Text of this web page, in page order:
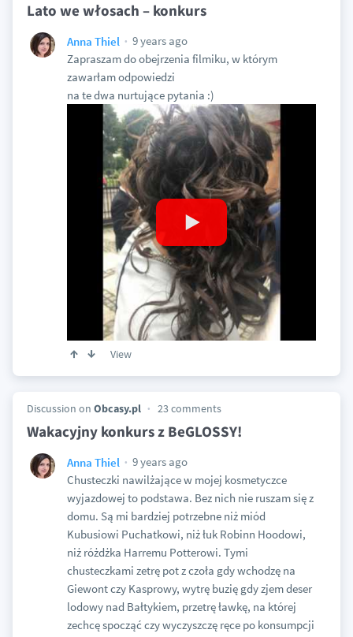
Lato we włosach – konkurs
Anna Thiel
9 years ago
Zapraszam do obejrzenia filmiku, w którym
zawarłam odpowiedzi
na te dwa nurtujące pytania :)
View
Discussion on Obcasy.pl 23 comments
Wakacyjny konkurs z BeGLOSSY!
Anna Thiel
9 years ago
Chusteczki nawilżające w mojej kosmetyczce
wyjazdowej to podstawa. Bez nich nie ruszam się z
domu. Są mi bardziej potrzebne niż miód
Kubusiowi Puchatkowi, niż łuk Robinn Hoodowi,
niż różdżka Harremu Potterowi. Tymi
chusteczkami zetrę pot z czoła gdy wchodzę na
Giewont czy Kasprowy, wytrę buzię gdy zjem deser
lodowy nad Bałtykiem, przetrę ławkę, na której
zechcę spocząć czy wyczyszczę ręce po konsumpcji